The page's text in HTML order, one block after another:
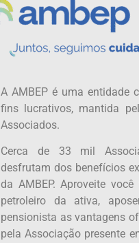
A AMBEP é uma entidade
fins lucrativos, mantida
Associados.
Cerca de 33 mil
desfrutam dos benefícios
da AMBEP. Aproveite você
petroleiro da ativa,
pensionista as vantagens
pela Associação presente